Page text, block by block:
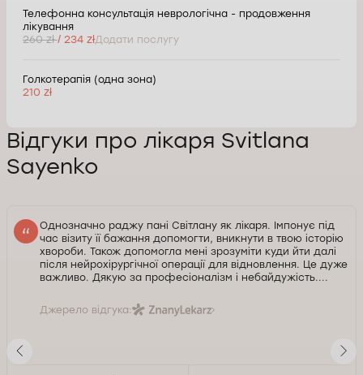
Телефонна консультація неврологічна - продовження
лікування
260 zł/ 234 złДодати послугу
Голкотерапія (одна зона)
210 zł
Відгуки про лікаря Svitlana
Sayenko
Однозначно раджу пані Світлану як лікаря. Імпонує під
час візиту її бажання допомогти, вникнути в твою історію
хвороби. Також допомогла мені зрозуміти куди йти далі
після нейрохірургічної операції для відновлення. Це дуже
важливо. Дякую за професіоналізм і небайдужість....
Джерело відгука: